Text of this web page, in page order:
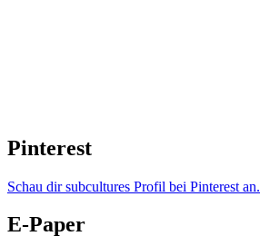
Pinterest
Schau dir subcultures Profil bei Pinterest an.
E-Paper